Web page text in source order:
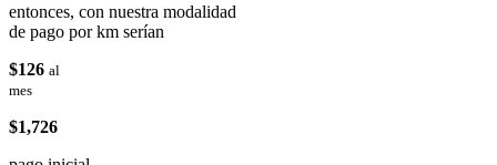
entonces, con nuestra modalidad
de pago por km serían
$126 al
mes
$1,726